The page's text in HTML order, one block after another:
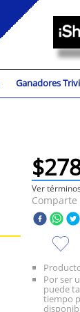
Ganadores
$
Ver
Comparte
Por ser
puede
tiempo